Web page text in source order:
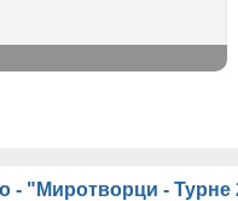
- "Миротворци - Турне